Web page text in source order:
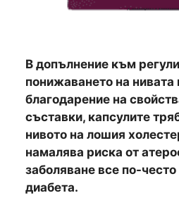
В допълнение към
понижаването на нивата
благодарение на
съставки, капсулите
нивото на лошия
намалява риска от
заболяване все по-
диабета.